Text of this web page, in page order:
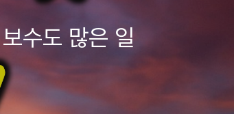
수도 많은 일